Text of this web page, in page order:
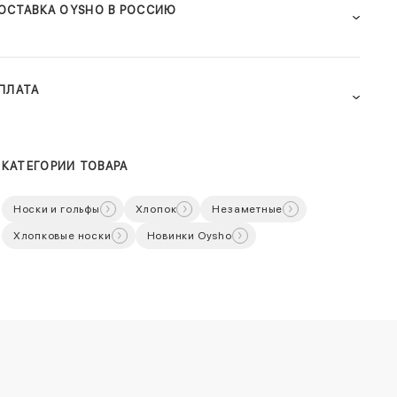
OYSHO В РОССИЮ
КАТЕГОРИИ ТОВАРА
Носки и гольфы Хлопок Незаметные
Хлопковые носки Новинки Oysho